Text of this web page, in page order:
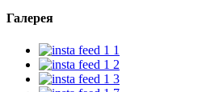
Галерея